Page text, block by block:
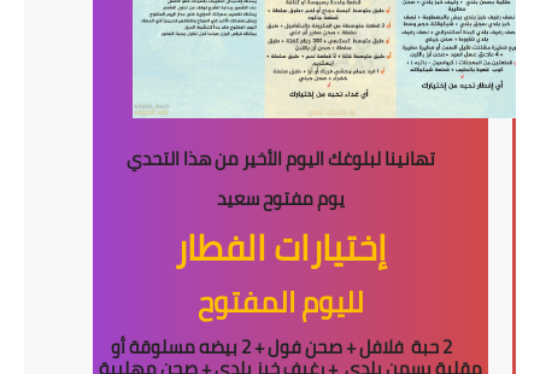
تهانينا لبلوغك اليوم الأخير من هذا التحدي
يوم مفتوح سعيد
إختيارات الفطار
لليوم المفتوح
2 حبة فلافل + صحن فول + 2 بيضه مسلوقة أو